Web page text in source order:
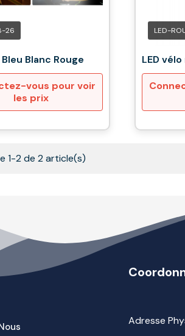
26
Bleu Blanc Rouge
vous pour voir
les prix
LED-
LED
1-2 de 2 article(s)
Adresse